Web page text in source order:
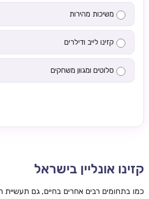
משיכות מהירות
קזינו לייב ודילרים
סלוטים ומגוון משחקים
קזינו אונליין בישראל
כמו בתחומים רבים אחרים בחיים, גם תעשיית